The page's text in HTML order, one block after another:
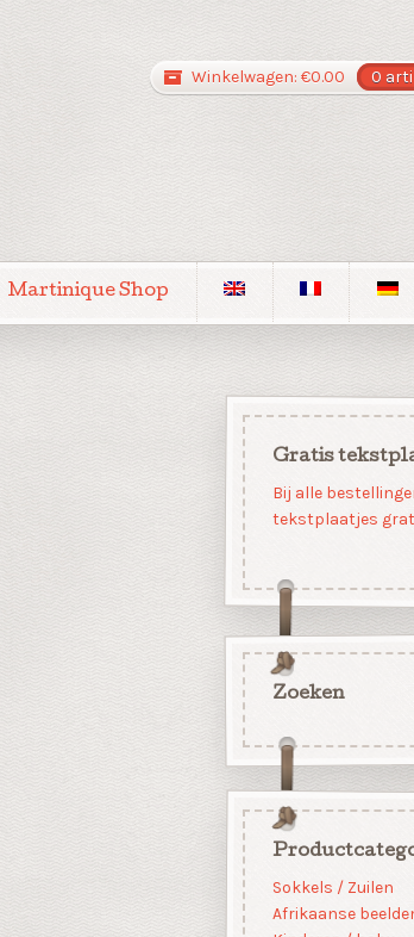
Winkelwagen: €0.00 0
Martinique Shop
Gratis
Bij alle
tekstplaatjes
Zoeken
Sokkels / Zuilen
Afrikaanse